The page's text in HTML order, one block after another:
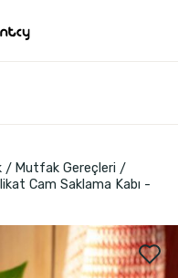
Mutfak Gereçleri
Cam Saklama Kabı -